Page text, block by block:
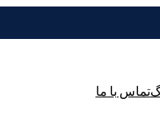
تماس با ما